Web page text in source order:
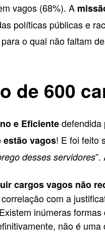
vagos (68%). A
políticas públicas e
o qual não faltam
de 600
e Eficientedefendida
estão vagos! E foi feito
desses servidores
cargos vagos não
com a
inúmeras formas
não é uma